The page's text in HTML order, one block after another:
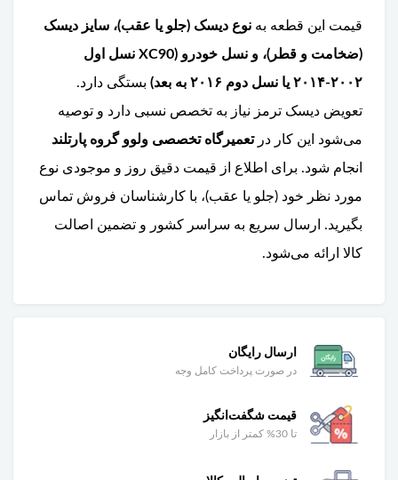
قیمت این قطعه به نوع دیسک (جلو یا عقب)، سایز دیسک
(ضخامت و قطر)، و نسل خودرو (XC90 نسل اول
۲۰۰۲-۲۰۱۴ یا نسل دوم ۲۰۱۶ به بعد)
بستگی دارد.
تعویض دیسک ترمز نیاز به تخصص نسبی دارد و توصیه
می‌شود این کار درتعمیرگاه تخصصی ولوو گروه پارتلند
انجام شود. برای اطلاع از قیمت دقیق روز و موجودی نوع
مورد نظر خود (جلو یا عقب)، با کارشناسان فروش تماس
بگیرید. ارسال سریع به سراسر کشور و تضمین اصالت
کالا ارائه می‌شود.
ارسال رایگان
در صورت پرداخت کامل وجه
قیمت شگفت‌انگیز
تا 30% کمتر از بازار